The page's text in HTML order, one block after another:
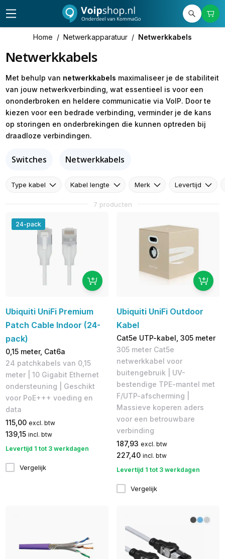
Home / Netwerkapparatuur / Netwerkkabels
Netwerkkabels
Met behulp van netwerkkabels maximaliseer je de stabiliteit
van jouw netwerkverbinding, wat essentieel is voor een
ononderbroken en heldere communicatie via VoIP. Door te
kiezen voor een bedrade verbinding, verminder je de kans
op storingen en onderbrekingen die kunnen optreden bij
draadloze verbindingen.
Switches Netwerkkabels
Type kabel Kabel lengte Merk Levertijd
7 producten
24-pack
Ubiquiti UniFi Premium
Patch Cable Indoor (24-
pack)
0,15 meter, Cat6a
24 patchkabels van 0,15
meter | 10 Gigabit Ethernet
ondersteuning | Geschikt
voor PoE+++ voeding en
data
115,00 excl. btw
139,15 incl. btw
Levertijd 1 tot 3 werkdagen
Vergelijk
Ubiquiti UniFi Outdoor
Kabel
Cat5e UTP-kabel, 305 meter
305 meter Cat5e
netwerkkabel voor
buitengebruik | UV-
bestendige TPE-mantel met
F/UTP-afscherming |
Massieve koperen aders
voor een betrouwbare
verbinding
187,93 excl. btw
227,40 incl. btw
Levertijd 1 tot 3 werkdagen
Vergelijk